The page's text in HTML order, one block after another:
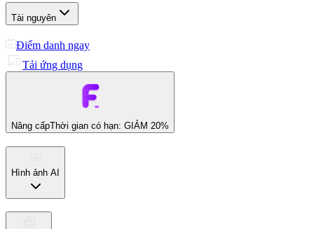
Tài nguyên
Điểm danh ngay
Tải ứng dụng
Nâng cấpThời gian có hạn: GIẢM 20%
Hình ảnh AI